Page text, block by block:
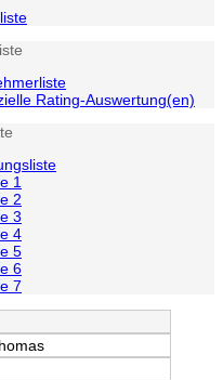
Rating-Auswertung(en)
1
2
3
4
5
6
7